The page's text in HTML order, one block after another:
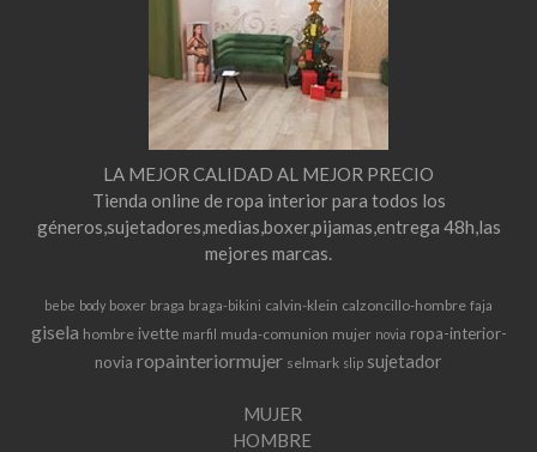
LA MEJOR CALIDAD AL MEJOR PRECIO
Tienda online de ropa interior para todos los
géneros,sujetadores,medias,boxer,pijamas,entrega 48h,las
mejores marcas.
bebe body boxer braga braga-bikini calvin-klein calzoncillo-hombre faja
gisela hombre ivette marfil muda-comunion mujer novia ropa-interior-
novia ropainteriormujer selmark slip sujetador
MUJER
HOMBRE